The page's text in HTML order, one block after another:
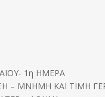
1η ΗΜΕΡΑ
– MNHMH KAI TIMH